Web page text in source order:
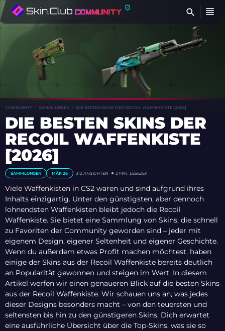
COMMUNITY SAMMLUNGEN DIE BESTEN SKINS DER RECOIL WAFFENKISTE [2026]
DIE BESTEN SKINS DER
RECOIL WAFFENKISTE
[2026]
SAMMLUNGEN MÄR 26 312 ANSICHTEN 2 MIN. LESEZEIT
Viele Waffenkisten in CS2 waren und sind aufgrund ihres
Inhalts einzigartig. Unter den günstigsten, aber dennoch
lohnendsten Waffenkisten bleibt jedoch die Recoil
Waffenkiste. Sie bietet eine Sammlung von Skins, die schnell
zu Favoriten der Community geworden sind – jeder mit
eigenem Design, eigener Seltenheit und eigener Geschichte.
Wenn du außerdem etwas Profit machen möchtest, haben
einige der Skins aus der Recoil Waffenkiste bereits deutlich
an Popularität gewonnen und steigen im Wert. In diesem
Artikel werfen wir einen genaueren Blick auf die besten Skins
aus der Recoil Waffenkiste. Wir schauen uns an, was jedes
dieser Designs besonders macht – von den teuersten und
seltensten bis hin zu den günstigeren Skins. Dich erwartet
eine ausführliche Übersicht über die Top-Skins, was sie so